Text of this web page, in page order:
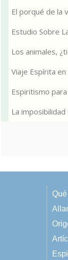
El porqué de la
Estudio Sobre
Los animales,
Viaje Espírita
Espiritismo
La